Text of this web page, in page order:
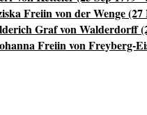
Freiin von der Wenge (27
Graf von Walderdorff
Freiin von Freyberg-